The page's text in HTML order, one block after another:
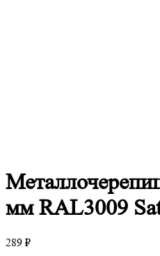
мм RAL3009
289 ₽